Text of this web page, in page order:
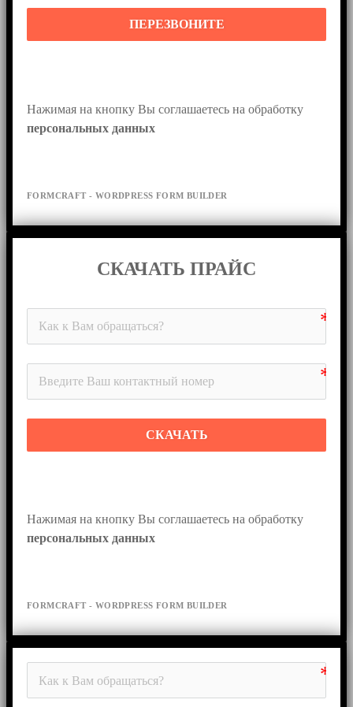
ПЕРЕЗВОНИТЕ
персональных данных
FORMCRAFT - WORDPRESS FORM BUILDER
СКАЧАТЬ ПРАЙС
СКАЧАТЬ
персональных данных
FORMCRAFT - WORDPRESS FORM BUILDER